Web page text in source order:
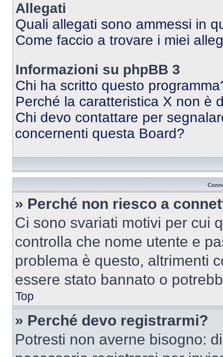
Allegati
Quali allegati sono ammessi in
Come faccio a trovare i miei
Informazioni su phpBB 3
Chi ha scritto questo
Perché la caratteristica X non è
Chi devo contattare per
concernenti questa Board?
» Perché non riesco a
Ci sono svariati motivi per cui
controlla che nome utente e
problema è questo, altrimenti
essere stato bannato o
Top
» Perché devo registrarmi?
Potresti non averne bisogno: